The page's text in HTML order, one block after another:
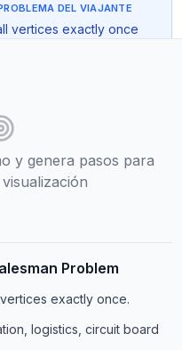
DEL VIAJANTE
vertices exactly once
y genera pasos para
Problem
exactly once.
logistics, circuit board